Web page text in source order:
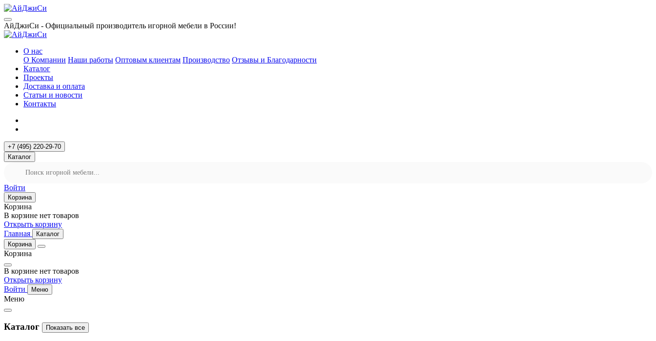
АйДжиСи - Официальный производитель игорной мебели в России!
О нас
О Компании Наши работы Оптовым клиентам Производство Отзывы и Благодарности
Каталог
Проекты
Доставка и оплата
Статьи и новости
Контакты
+7 (495) 220-29-70
Каталог
Войти
Корзина
Корзина
В корзине нет товаров
Открыть корзину
Главная
Каталог
Корзина
Корзина
В корзине нет товаров
Открыть корзину
Войти
Меню
Меню
Каталог Показать все